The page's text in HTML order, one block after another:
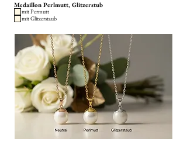
Medaillon Perlmutt, Glitzerstub
mit Permutt
mit Glitzerstaub